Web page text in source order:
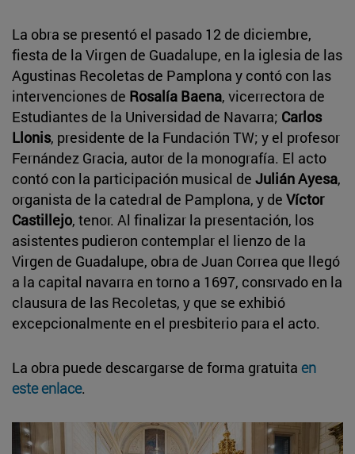
La obra se presentó el pasado 12 de diciembre,
fiesta de la Virgen de Guadalupe, en la iglesia de las
Agustinas Recoletas de Pamplona y contó con las
intervenciones de Rosalía Baena, vicerrectora de
Estudiantes de la Universidad de Navarra; Carlos
Llonis, presidente de la Fundación TW; y el profesor
Fernández Gracia, autor de la monografía. El acto
contó con la participación musical de Julián Ayesa,
organista de la catedral de Pamplona, y de Víctor
Castillejo, tenor. Al finalizar la presentación, los
asistentes pudieron contemplar el lienzo de la
Virgen de Guadalupe, obra de Juan Correa que llegó
a la capital navarra en torno a 1697, consrvado en la
clausura de las Recoletas, y que se exhibió
excepcionalmente en el presbiterio para el acto.
La obra puede descargarse de forma gratuita en
este enlace.